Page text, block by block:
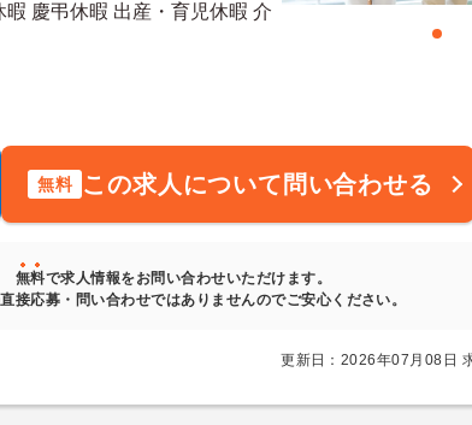
暇 慶弔休暇 出産・育児休暇 介
無料 この求人について問い合わせる
無料で求人情報をお問い合わせいただけます。
接応募・問い合わせではありませんのでご安心ください。
更新日：2026年07月08日